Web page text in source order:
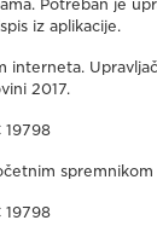
Potreban je
iz aplikacije.
interneta.
2017.
19798
19798